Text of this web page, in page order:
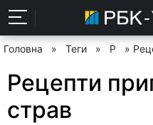
Головна » Теги » Р »
Рецепти
страв